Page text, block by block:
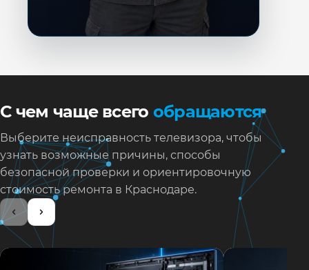
С чем чаще всего обращаются
Выберите неисправность телевизора, чтобы
узнать возможные причины, способы
безопасной проверки и ориентировочную
стоимость ремонта в Краснодаре.